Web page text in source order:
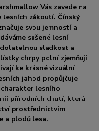
Vás zavede na
lesních zákoutí. Čínský
svou jemností a
sušené lesní
sladkost a
chrpy polní zjemňují
ke krásné vizuální
jahod propůjčuje
lesního
přírodních chutí, která
prostřednictvím
a plodů lesa.